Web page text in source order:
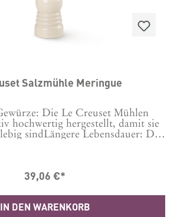
Salzmühle Meringue
Die Le Creuset Mühlen
hochwertig hergestellt, damit sie
sindLängere Lebensdauer: Die
den hochwertigsten Materialien
von Le Creuset erwarten.Material
6.2 cm Breite: 6.2 cm Höhe:
39,06 €*
IN DEN WARENKORB